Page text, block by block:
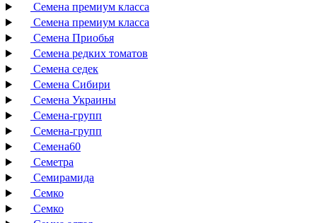
Семена премиум класса
Семена премиум класса
Семена Приобья
Семена редких томатов
Семена седек
Семена Сибири
Семена Украины
Семена-групп
Семена-групп
Семена60
Семетра
Семирамида
Семко
Семко